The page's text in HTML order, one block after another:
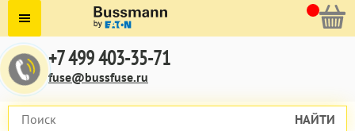
+7 499 403-35-71
fuse@bussfuse.ru
НАЙТИ